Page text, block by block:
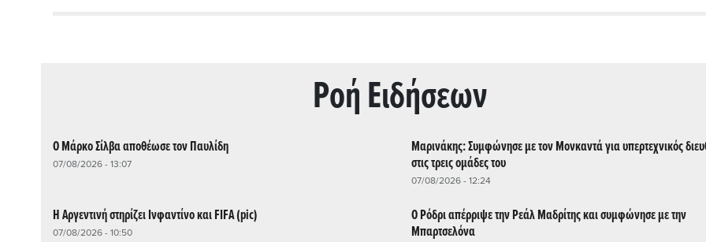
Ρoή Ειδήσεων
Ο Μάρκο Σίλβα αποθέωσε τον Παυλίδη
07/08/2026 - 13:07
Μαρινάκης: Συμφώνησε με τον Μονκαντά για υπερτεχνικός
στις τρεις ομάδες του
07/08/2026 - 12:24
Η Αργεντινή στηρίζει Ινφαντίνο και FIFA (pic)
07/08/2026 - 10:50
Ο Ρόδρι απέρριψε την Ρεάλ Μαδρίτης και συμφώνησε με την
Μπαρτσελόνα